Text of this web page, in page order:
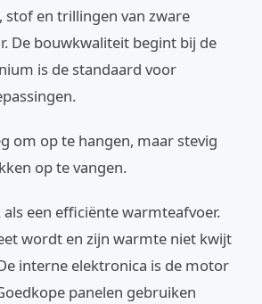
stof en trillingen van zware
De bouwkwaliteit begint bij de
is de standaard voor
om op te hangen, maar stevig
op te vangen.
een efficiënte warmteafvoer.
wordt en zijn warmte niet kwijt
interne elektronica is de motor
panelen gebruiken